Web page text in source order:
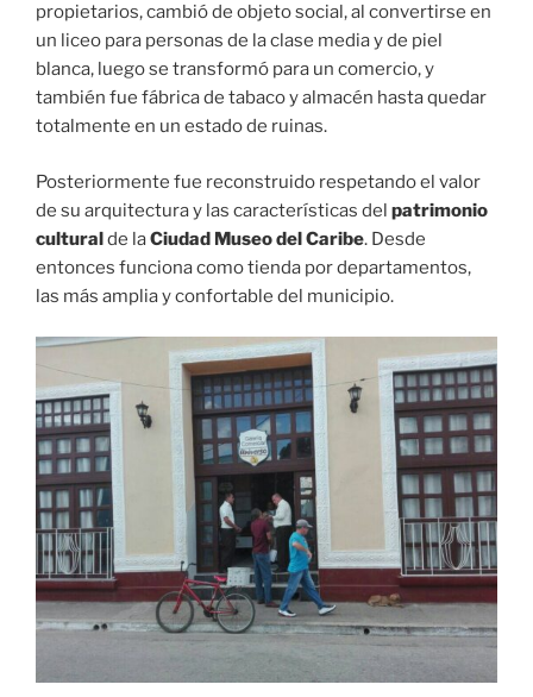
propietarios, cambió de objeto social, al convertirse en
un liceo para personas de la clase media y de piel
blanca, luego se transformó para un comercio, y
también fue fábrica de tabaco y almacén hasta quedar
totalmente en un estado de ruinas.
Posteriormente fue reconstruido respetando el valor
de su arquitectura y las características del patrimonio
culturalde laCiudad Museo del Caribe. Desde
entonces funciona como tienda por departamentos,
las más amplia y confortable del municipio.